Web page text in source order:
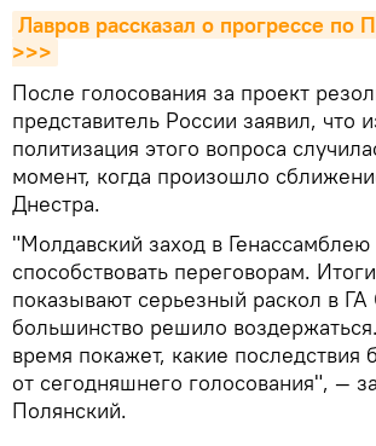
Лавров рассказал о прогрессе по
>>>
После голосования за проект
представитель России заявил, что
политизация этого вопроса
момент, когда произошло
Днестра.
"Молдавский заход в
способствовать переговорам.
показывают серьезный раскол в
большинство решило
время покажет, какие последствия
от сегодняшнего голосования", —
Полянский.